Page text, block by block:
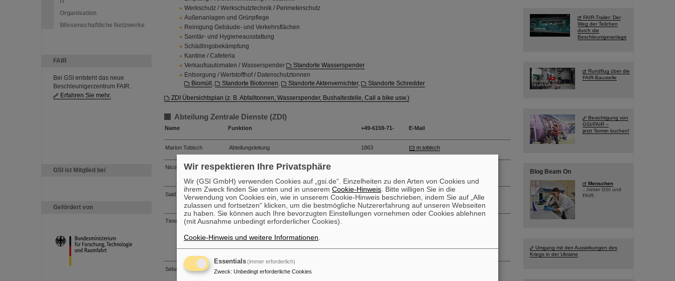
Organisation
Wissenschaftliche Netzwerke
FAIR
Bei GSI entsteht das neue
Beschleunigerzentrum FAIR.
Erfahren Sie mehr.
GSI ist Mitglied bei
Gefördert von
Werkschutz / Werkschutztechnik / Perimeterschutz
Außenanlagen und Grünpflege
Reinigung Gebäude- und Verkehrsflächen
Sanitär- und Hygieneausstattung
Schädlingsbekämpfung
Kantine / Cafeteria
Verkaufsautomaten / Wasserspender
Standorte Wasserspender
Entsorgung / Wertstoffhof / Datenschutztonnen
Biomüll , Standorte Biotonnen, Standorte Aktenvernichter, Standorte Schredder
ZDI Übersichtsplan (z. B. Abfalltonnen, Wasserspender, Bushaltestelle, Call a bike usw.)
Abteilung Zentrale Dienste (ZDI)
Name Funktion +49-6159-71- E-Mail
Marion Tobisch Abteilungsleitung 1863 m.tobisch
Nicole Mittelstädt
Assistenz, Mobilität, Raumbeschriftung und
Said Amrouche
Poststelle, Teeküchen, Postfahrten, Unterstützung
Parkplatzmanagement
1898 s.amrouche
Timo Erdtmann
Unterstützung und Vertretung Abteilungsleitung,
Veranstaltungen, Gebrauchtmöbellager, Entsorgung
und Wertstoffhof, Fahrradschläuche, Datentonnen,
Schädlingsbekämpfung, Fahrradboxen, Flaggen
Sebastian Knops
Kantine, Betreuung Wasserspender,
Snackautomaten
FAIR-Trailer: Der
Weg der Teilchen
durch die
Beschleunigeranlage
Rundflug über die
FAIR-Baustelle
Besichtigung von
GSI/FAIR –
jetzt Termin buchen!
Blog Beam On
Menschen
...hinter GSI und
FAIR.
Umgang mit den Auswirkungen des
Kriegs in der Ukraine
Wir respektieren Ihre Privatsphäre
Wir (GSI GmbH) verwenden Cookies auf „gsi.de“. Einzelheiten zu den Arten von Cookies und
ihrem Zweck finden Sie unten und in unserem Cookie-Hinweis . Bitte willigen Sie in die
Verwendung von Cookies ein, wie in unserem Cookie-Hinweis beschrieben, indem Sie auf „Alle
zulassen und fortsetzen“ klicken, um die bestmögliche Nutzererfahrung auf unseren Webseiten
zu haben. Sie können auch Ihre bevorzugten Einstellungen vornehmen oder Cookies ablehnen
(mit Ausnahme unbedingt erforderlicher Cookies).
Cookie-Hinweis und weitere Informationen
Essentials(immer erforderlich)
Zweck: Unbedingt erforderliche Cookies